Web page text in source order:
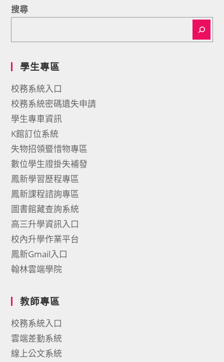
搜尋
學生專區
校務系統入口
校務系統密碼遺失申請
學生專車資訊
K館訂位系統
失物招領暨惜物專區
數位學生證掛失補發
鳳新學習歷程專區
鳳新課程諮詢專區
圖書館藏查詢系統
高三升學資訊入口
校內升學作業平台
鳳新Gmail入口
翰林雲端學院
教師專區
校務系統入口
雲端差勤系統
線上公文系統